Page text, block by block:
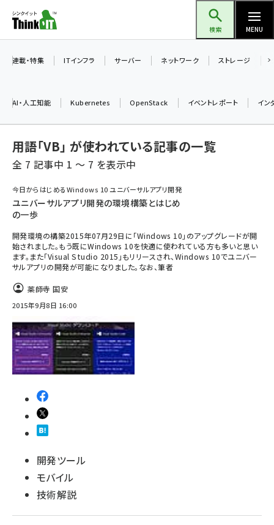
ン
ツ
検索 MENU
ai (2521)
加藤銘のチーム貢献～仲間と築いた勝利の絆～ (2346)
北海道をのんびり旅する晴山佳須夫のヒント集！ (2068)
genai (1503)
abc123 (1379)
ai crunch (1374)
連載・特集 ITインフラ サーバー ネットワーク ストレージ
AI・人工知能 Kubernetes OpenStack イベントレポート イン
用語「VB」 が使われている記事の一覧
全 7 記事中 1 ～ 7 を表示中
今日からはじめるWindows 10 ユニバーサルアプリ開発
ユニバーサルアプリ開発の環境構築とはじめ
の一歩
開発環境の構築2015年07月29日に「Windows 10」のアップグレードが開
始されました。もう既にWindows 10を快適に使われている方も多いと思い
ます。また「Visual Studio 2015」もリリースされ、Windows 10でユニバー
サルアプリの開発が可能になりました。なお、筆者
薬師寺 国安
2015年9月8日 16:00
開発ツール
モバイル
技術解説